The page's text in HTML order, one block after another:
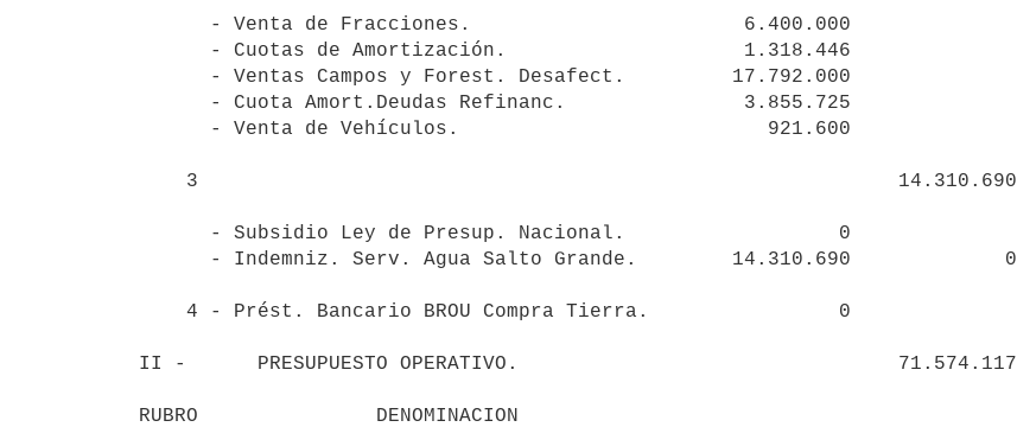
II -      PRESUPUESTO OPERATIVO.                                71.574.117
RUBRO               DENOMINACION